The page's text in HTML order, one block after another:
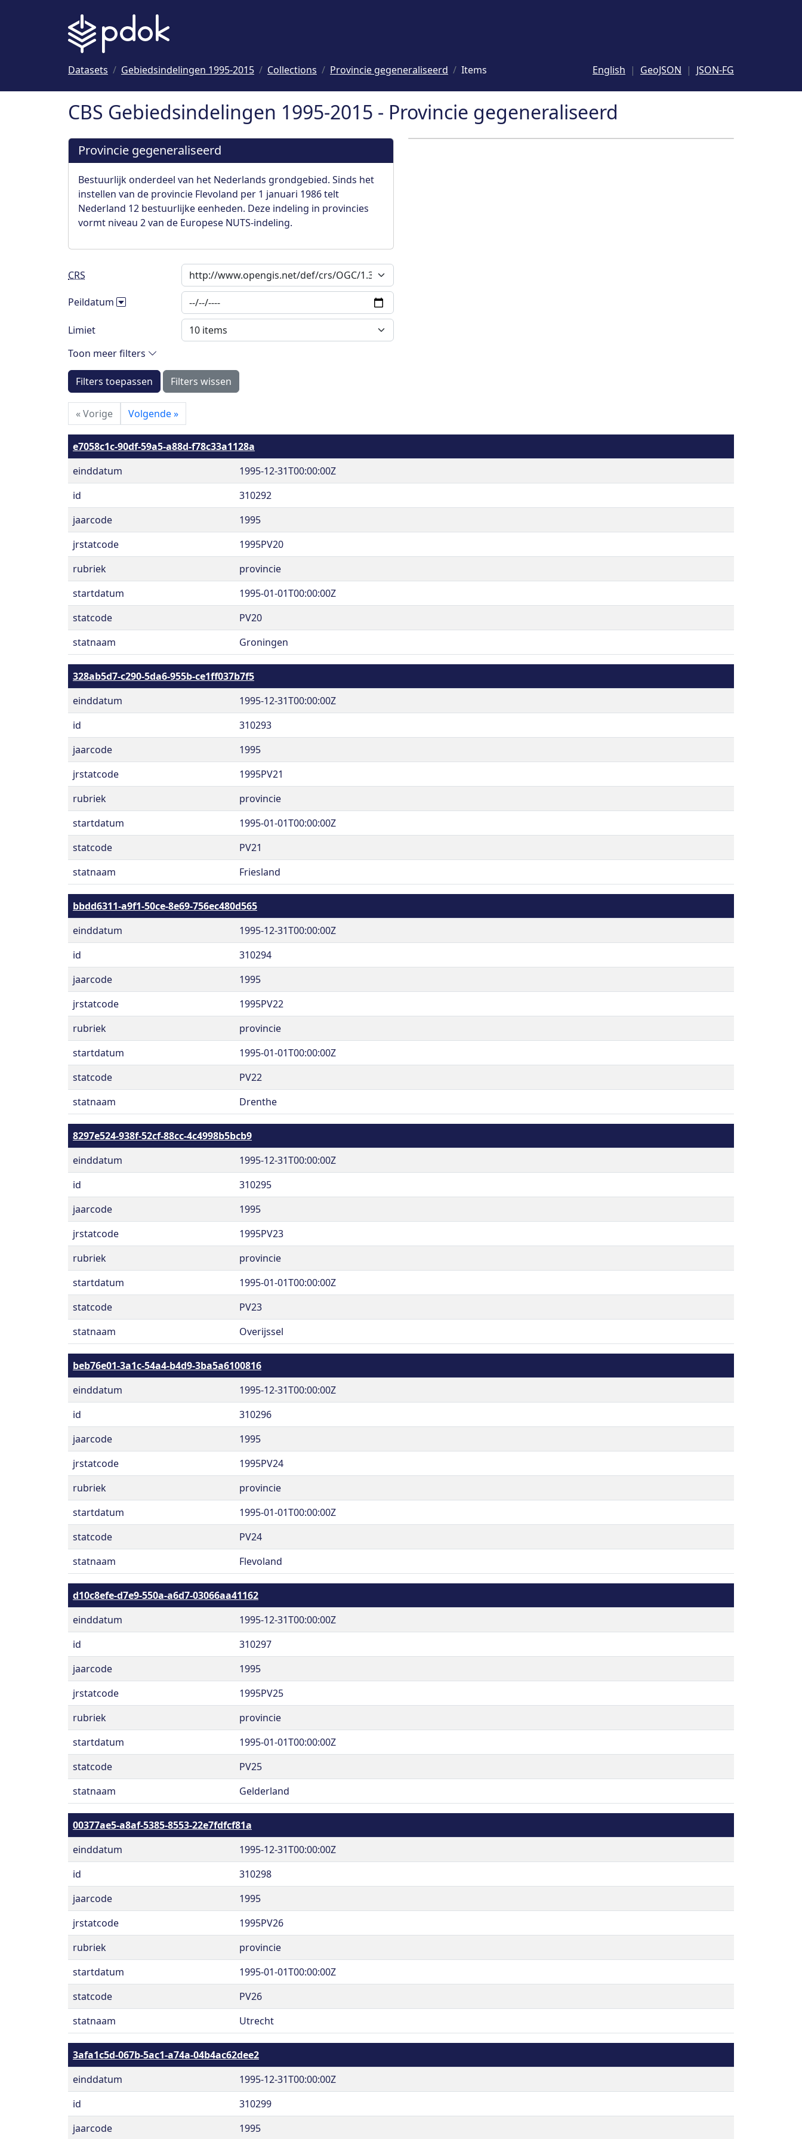
Datasets Gebiedsindelingen 1995-2015 Collections Provincie gegeneraliseerd Items English GeoJSON JSON-FG
CBS Gebiedsindelingen 1995-2015 - Provincie gegeneraliseerd
Provincie gegeneraliseerd
Bestuurlijk onderdeel van het Nederlands grondgebied. Sinds het
instellen van de provincie Flevoland per 1 januari 1986 telt
Nederland 12 bestuurlijke eenheden. Deze indeling in provincies
vormt niveau 2 van de Europese NUTS-indeling.
CRS
Peildatum
Limiet
Toon meer filters
Filters toepassen Filters wissen
«Vorige Volgende»
e7058c1c-90df-59a5-a88d-f78c33a1128a
einddatum
1995-12-31T00:00:00Z
id
310292
jaarcode
1995
jrstatcode
1995PV20
rubriek
provincie
startdatum
1995-01-01T00:00:00Z
statcode
PV20
statnaam
Groningen
328ab5d7-c290-5da6-955b-ce1ff037b7f5
einddatum
1995-12-31T00:00:00Z
id
310293
jaarcode
1995
jrstatcode
1995PV21
rubriek
provincie
startdatum
1995-01-01T00:00:00Z
statcode
PV21
statnaam
Friesland
bbdd6311-a9f1-50ce-8e69-756ec480d565
einddatum
1995-12-31T00:00:00Z
id
310294
jaarcode
1995
jrstatcode
1995PV22
rubriek
provincie
startdatum
1995-01-01T00:00:00Z
statcode
PV22
statnaam
Drenthe
8297e524-938f-52cf-88cc-4c4998b5bcb9
einddatum
1995-12-31T00:00:00Z
id
310295
jaarcode
1995
jrstatcode
1995PV23
rubriek
provincie
startdatum
1995-01-01T00:00:00Z
statcode
PV23
statnaam
Overijssel
beb76e01-3a1c-54a4-b4d9-3ba5a6100816
einddatum
1995-12-31T00:00:00Z
id
310296
jaarcode
1995
jrstatcode
1995PV24
rubriek
provincie
startdatum
1995-01-01T00:00:00Z
statcode
PV24
statnaam
Flevoland
d10c8efe-d7e9-550a-a6d7-03066aa41162
einddatum
1995-12-31T00:00:00Z
id
310297
jaarcode
1995
jrstatcode
1995PV25
rubriek
provincie
startdatum
1995-01-01T00:00:00Z
statcode
PV25
statnaam
Gelderland
00377ae5-a8af-5385-8553-22e7fdfcf81a
einddatum
1995-12-31T00:00:00Z
id
310298
jaarcode
1995
jrstatcode
1995PV26
rubriek
provincie
startdatum
1995-01-01T00:00:00Z
statcode
PV26
statnaam
Utrecht
3afa1c5d-067b-5ac1-a74a-04b4ac62dee2
einddatum
1995-12-31T00:00:00Z
id
310299
jaarcode
1995